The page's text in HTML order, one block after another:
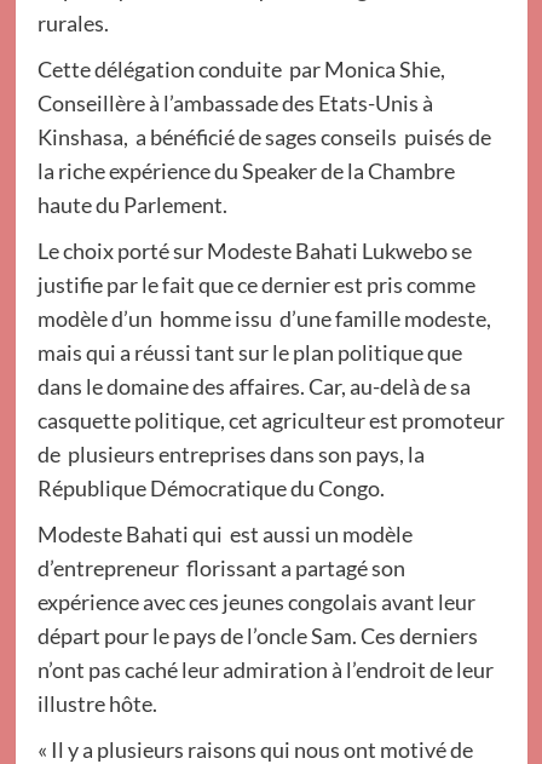
rurales.
Cette délégation conduite par Monica Shie,
Conseillère à l’ambassade des Etats-Unis à
Kinshasa, a bénéficié de sages conseils puisés de
la riche expérience du Speaker de la Chambre
haute du Parlement.
Le choix porté sur Modeste Bahati Lukwebo se
justifie par le fait que ce dernier est pris comme
modèle d’un homme issu d’une famille modeste,
mais qui a réussi tant sur le plan politique que
dans le domaine des affaires. Car, au-delà de sa
casquette politique, cet agriculteur est promoteur
de plusieurs entreprises dans son pays, la
République Démocratique du Congo.
Modeste Bahati qui est aussi un modèle
d’entrepreneur florissant a partagé son
expérience avec ces jeunes congolais avant leur
départ pour le pays de l’oncle Sam. Ces derniers
n’ont pas caché leur admiration à l’endroit de leur
illustre hôte.
« Il y a plusieurs raisons qui nous ont motivé de